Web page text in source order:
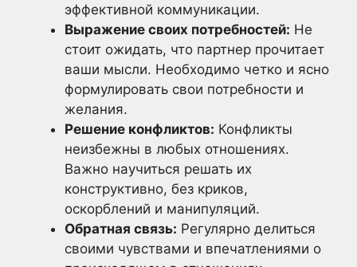
эффективной коммуникации.
Выражение своих потребностей: Не
стоит ожидать, что партнер прочитает
ваши мысли. Необходимо четко и ясно
формулировать свои потребности и
желания.
Решение конфликтов: Конфликты
неизбежны в любых отношениях.
Важно научиться решать их
конструктивно, без криков,
оскорблений и манипуляций.
Обратная связь: Регулярно делиться
своими чувствами и впечатлениями о